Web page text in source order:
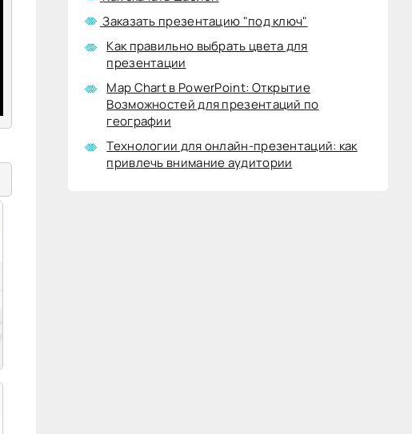
Заказать презентацию "под ключ"
Как правильно выбрать цвета для
презентации
Map Chart в PowerPoint: Открытие
Возможностей для презентаций по
географии
Технологии для онлайн-презентаций: как
привлечь внимание аудитории